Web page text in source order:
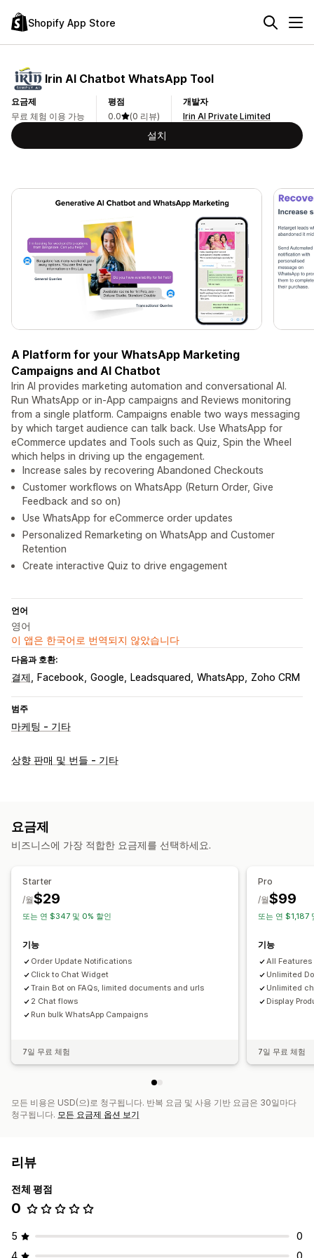
Shopify App Store
Irin AI Chatbot WhatsApp Tool
요금제
무료 체험 이용 가능
평점
0.0
(0 리뷰)
개발자
Irin AI Private Limited
설치
A Platform for your WhatsApp Marketing
Campaigns and AI Chatbot
Irin AI provides marketing automation and conversational AI.
Run WhatsApp or in-App campaigns and Reviews monitoring
from a single platform. Campaigns enable two ways messaging
by which target audience can talk back. Use WhatsApp for
eCommerce updates and Tools such as Quiz, Spin the Wheel
which helps in driving up the engagement.
Increase sales by recovering Abandoned Checkouts
Customer workflows on WhatsApp (Return Order, Give
Feedback and so on)
Use WhatsApp for eCommerce order updates
Personalized Remarketing on WhatsApp and Customer
Retention
Create interactive Quiz to drive engagement
언어
영어
이 앱은 한국어로 번역되지 않았습니다
다음과 호환:
결제 Facebook Google Leadsquared WhatsApp Zoho CRM
범주
마케팅 - 기타
상향 판매 및 번들 - 기타
요금제
비즈니스에 가장 적합한 요금제를 선택하세요.
Starter
$29
/월
또는 연 $347 및 0% 할인
기능
Order Update Notifications
Click to Chat Widget
Train Bot on FAQs, limited documents and urls
2 Chat flows
Run bulk WhatsApp Campaigns
7일 무료 체험
Pro
$99
/월
또는 연 $1,187
기능
All
Unlimited
Unlimited
Display
7일 무료 체험
모든 비용은 USD(으)로 청구됩니다. 반복 요금 및 사용 기반 요금은 30일마다
청구됩니다. 모든 요금제 옵션 보기
리뷰
전체 평점
0
5
0